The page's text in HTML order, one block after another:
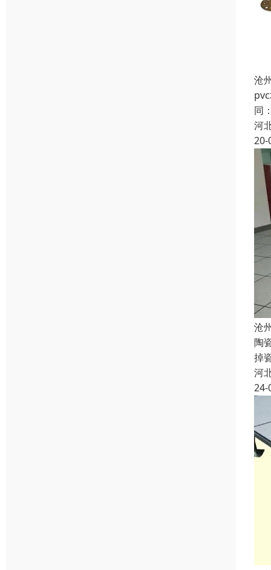
沧
同
河
20-
沧
陶
掉
河
24-